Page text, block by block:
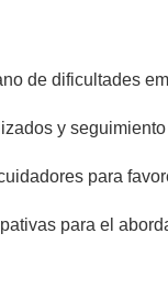
de dificultades
y
para
para el